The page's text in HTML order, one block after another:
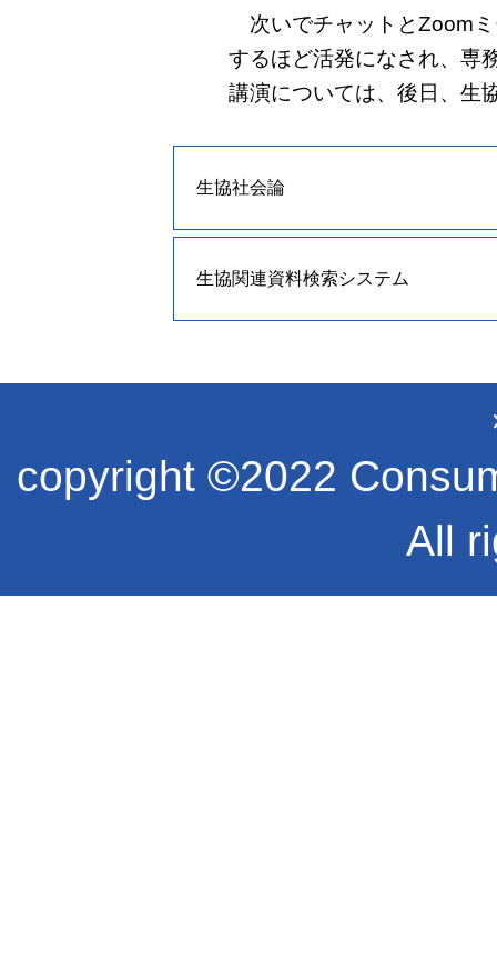
次いでチャットとZoom
するほど活発になされ、専
講演については、後日、生
生協社会論
生協関連資料検索システム
copyright ©2022
All